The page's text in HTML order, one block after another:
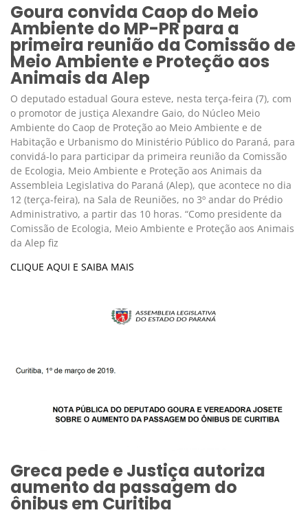
Goura convida Caop do Meio
Ambiente do MP-PR para a
primeira reunião da Comissão de
Meio Ambiente e Proteção aos
Animais da Alep
O deputado estadual Goura esteve, nesta terça-feira (7), com
o promotor de justiça Alexandre Gaio, do Núcleo Meio
Ambiente do Caop de Proteção ao Meio Ambiente e de
Habitação e Urbanismo do Ministério Público do Paraná, para
convidá-lo para participar da primeira reunião da Comissão
de Ecologia, Meio Ambiente e Proteção aos Animais da
Assembleia Legislativa do Paraná (Alep), que acontece no dia
12 (terça-feira), na Sala de Reuniões, no 3º andar do Prédio
Administrativo, a partir das 10 horas. “Como presidente da
Comissão de Ecologia, Meio Ambiente e Proteção aos Animais
da Alep fiz
CLIQUE AQUI E SAIBA MAIS
Greca pede e Justiça autoriza
aumento da passagem do
ônibus em Curitiba